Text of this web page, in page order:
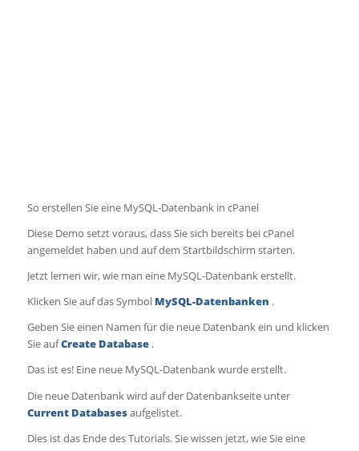
So erstellen Sie eine MySQL-Datenbank in cPanel
Diese Demo setzt voraus, dass Sie sich bereits bei cPanel
angemeldet haben und auf dem Startbildschirm starten.
Jetzt lernen wir, wie man eine MySQL-Datenbank erstellt.
Klicken Sie auf das Symbol MySQL-Datenbanken .
Geben Sie einen Namen für die neue Datenbank ein und klicken
Sie aufCreate Database .
Das ist es! Eine neue MySQL-Datenbank wurde erstellt.
Die neue Datenbank wird auf der Datenbankseite unter
Current Databasesaufgelistet.
Dies ist das Ende des Tutorials. Sie wissen jetzt, wie Sie eine